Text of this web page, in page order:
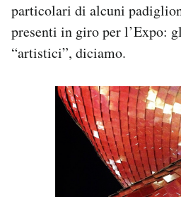
particolari di alcuni
presenti in giro per l’Expo:
“artistici”, diciamo.